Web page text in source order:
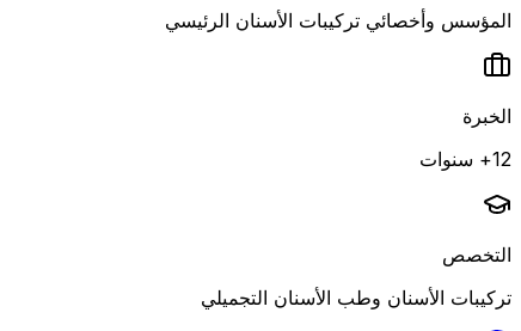
المؤسس وأخصائي تركيبات الأسنان الرئيسي
الخبرة
12+ سنوات
التخصص
تركيبات الأسنان وطب الأسنان التجميلي